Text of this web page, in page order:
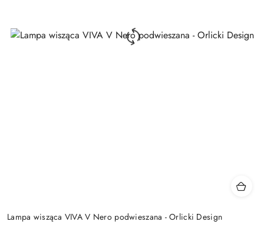
Lampa wisząca VIVA V Nero podwieszana - Orlicki Design